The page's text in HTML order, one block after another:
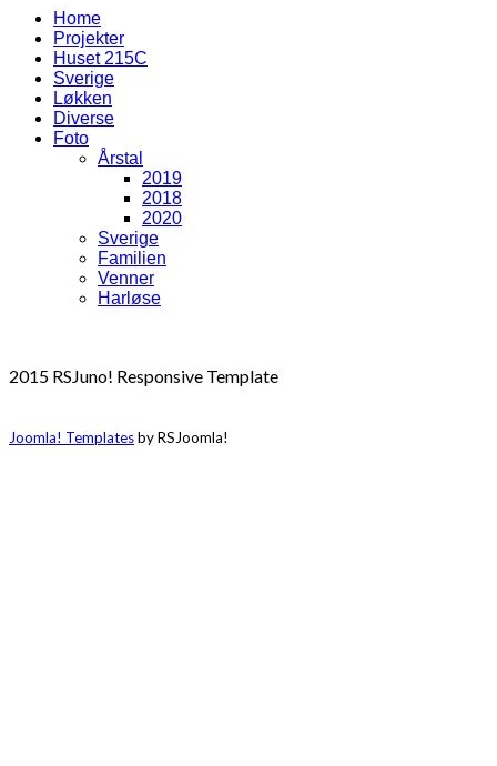
Home
Projekter
Huset 215C
Sverige
Løkken
Diverse
Foto
Årstal
2019
2018
2020
Sverige
Familien
Venner
Harløse
2015 RSJuno! Responsive Template
Joomla! Templatesby RSJoomla!